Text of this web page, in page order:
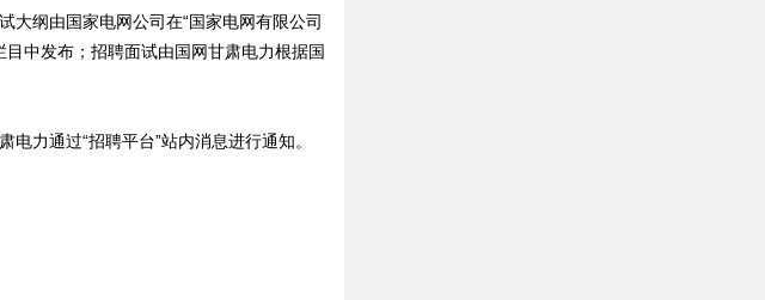
纲由国家电网公司在“国家电网有限公司
目中发布；招聘面试由国网甘肃电力根据国
力通过“招聘平台”站内消息进行通知。